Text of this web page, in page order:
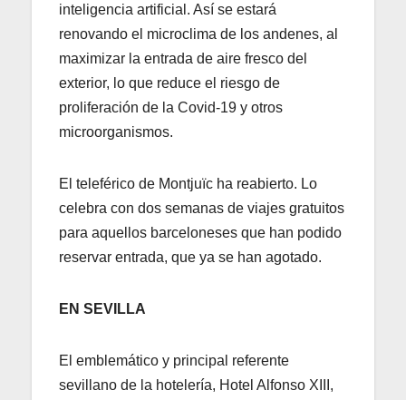
inteligencia artificial. Así se estará
renovando el microclima de los andenes, al
maximizar la entrada de aire fresco del
exterior, lo que reduce el riesgo de
proliferación de la Covid-19 y otros
microorganismos.
El teleférico de Montjuïc ha reabierto. Lo
celebra con dos semanas de viajes gratuitos
para aquellos barceloneses que han podido
reservar entrada, que ya se han agotado.
EN SEVILLA
El emblemático y principal referente
sevillano de la hotelería, Hotel Alfonso XIII,